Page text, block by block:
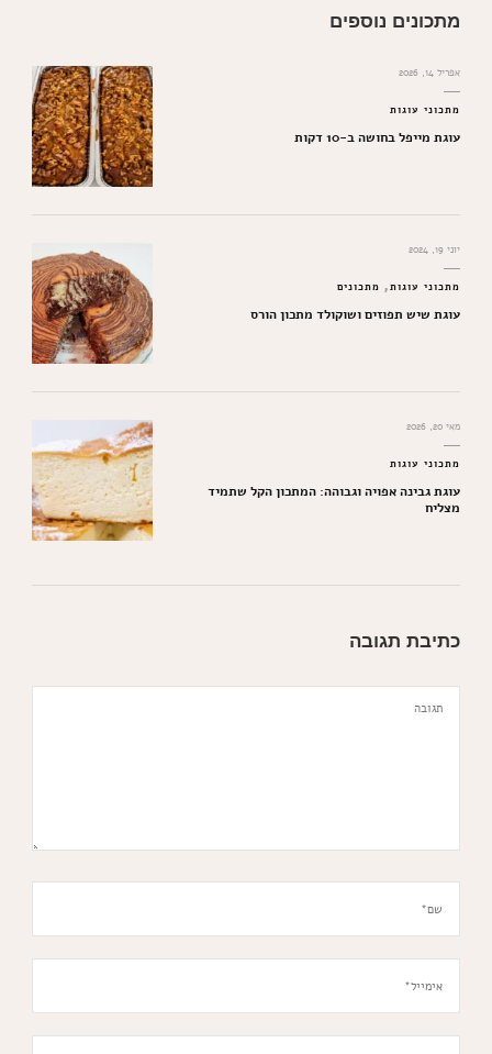
מתכונים נוספים
אפריל 14, 2026
מתכוני עוגות
עוגת מייפל בחושה ב-10 דקות
יוני 19, 2024
מתכוני עוגות מתכונים
עוגת שיש תפוזים ושוקולד מתכון הורס
מאי 20, 2026
מתכוני עוגות
עוגת גבינה אפויה וגבוהה: המתכון הקל שתמיד
מצליח
כתיבת תגובה